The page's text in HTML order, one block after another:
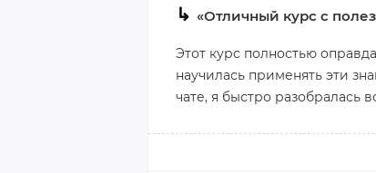
↳ «Отличный курс с
Этот курс полностью
научилась применять эти
чате, я быстро разобралась